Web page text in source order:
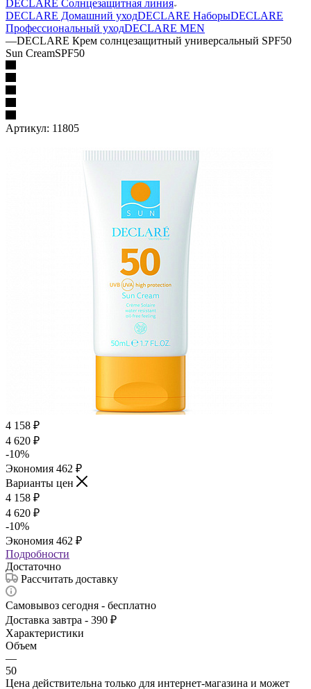
DECLARE Солнцезащитная линия
DECLARE Домашний уходDECLARE НаборыDECLARE
Профессиональный уходDECLARE MEN
—DECLARE Крем солнцезащитный универсальный SPF50
Sun CreamSPF50
Артикул: 11805
4 158 ₽
4 620 ₽
-10%
Экономия 462 ₽
Варианты цен
4 158 ₽
4 620 ₽
-10%
Экономия 462 ₽
Подробности
Достаточно
Рассчитать доставку
Самовывоз сегодня - бесплатно
Доставка завтра - 390 ₽
Характеристики
Объем
—
50
Цена действительна только для интернет-магазина и может